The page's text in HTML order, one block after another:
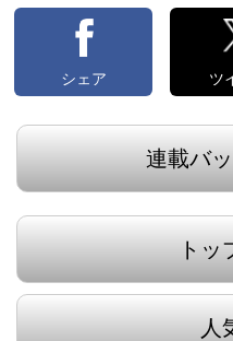
シェア ツ
連載バ
トッ
人